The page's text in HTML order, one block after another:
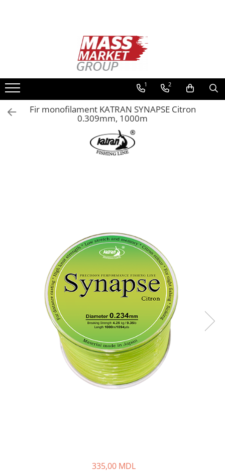
Lansete la crap
Mulinete la crap
Fire Crap
Accesorii nadire, sondare
Mulinete Feeder, Stationar, Pluta
Fire feeder, stationar
Plute si Indicatoare
Platforme feeder, suporturi,
Plumbi, cosulete, momitoare
Carlige Feeder, Stationar
Mincioguri si juvelnice
Accesorii monturi
Genti, huse, galeti
Accesorii si instrumente
Nada, momeala, aditivi
1 2
Fir monofilament KATRAN SYNAPSE Citron
0.309mm, 1000m
335,00 MDL